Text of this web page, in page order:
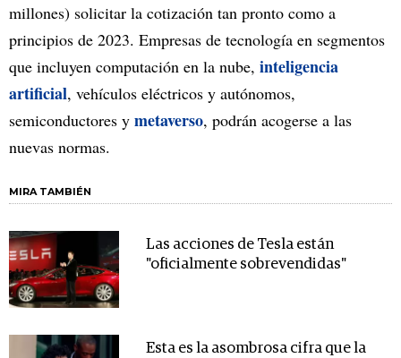
millones) solicitar la cotización tan pronto como a
principios de 2023. Empresas de tecnología en segmentos
que incluyen computación en la nube, inteligencia
artificial, vehículos eléctricos y autónomos,
semiconductores y metaverso, podrán acogerse a las
nuevas normas.
MIRA TAMBIÉN
Las acciones de Tesla están
"oficialmente sobrevendidas"
Esta es la asombrosa cifra que la